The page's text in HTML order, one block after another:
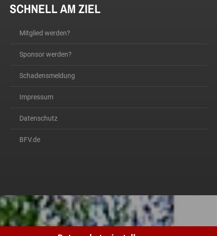
SCHNELL AM ZIEL
Mitglied werden?
Sponsor werden?
Schadensmeldung
Impressum
Datenschutz
BFV.de